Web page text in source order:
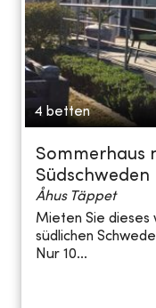
4 betten
Sommerhaus
Südschweden
Åhus Täppet
Mieten Sie dieses
südlichen
Nur 10...